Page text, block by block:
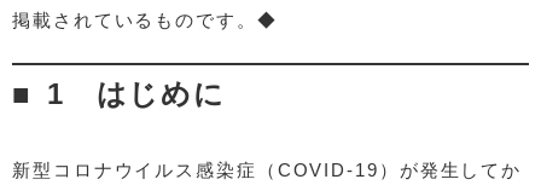
掲載されているものです。◆
1 はじめに
新型コロナウイルス感染症（COVID-19）が発生してか